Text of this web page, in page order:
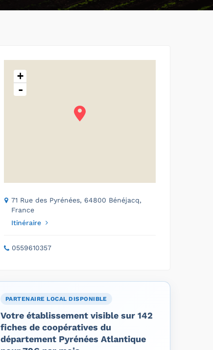
+
-
71 Rue des Pyrénées, 64800 Bénéjacq,
France
Itinéraire
0559610357
PARTENAIRE LOCAL DISPONIBLE
Votre établissement visible sur 142
fiches de coopératives du
département Pyrénées Atlantique